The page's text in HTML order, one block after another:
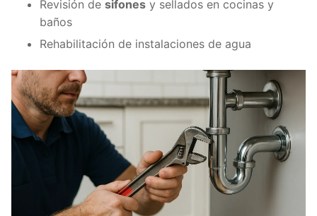
Revisión de sifones y sellados en cocinas y
baños
Rehabilitación de instalaciones de agua